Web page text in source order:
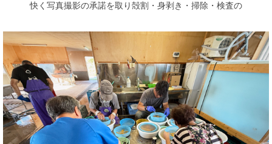
快く写真撮影の承諾を取り殻割・身剥き・掃除・検査の